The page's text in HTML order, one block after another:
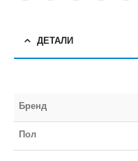
ДЕТАЛИ
Бренд
Пол